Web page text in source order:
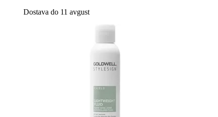
Dostava do 11 avgust